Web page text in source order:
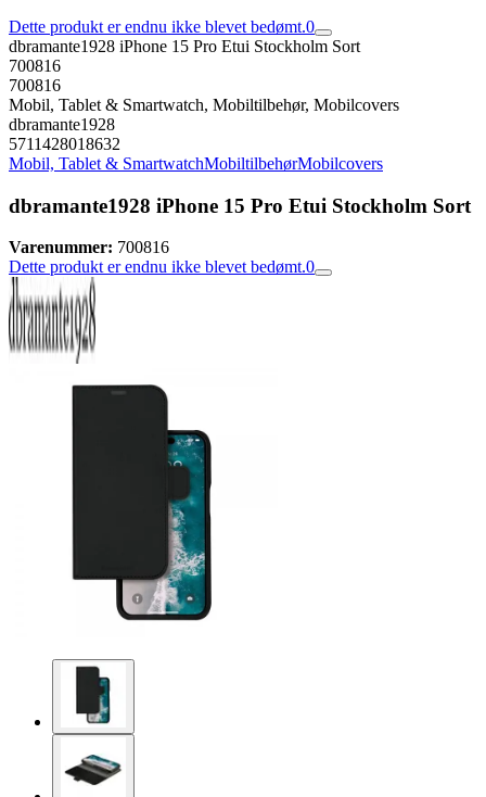
Dette produkt er endnu ikke blevet bedømt.0
dbramante1928 iPhone 15 Pro Etui Stockholm Sort
700816
700816
Mobil, Tablet & Smartwatch, Mobiltilbehør, Mobilcovers
dbramante1928
5711428018632
Mobil, Tablet & SmartwatchMobiltilbehørMobilcovers
dbramante1928 iPhone 15 Pro Etui Stockholm Sort
Varenummer: 700816
Dette produkt er endnu ikke blevet bedømt.0